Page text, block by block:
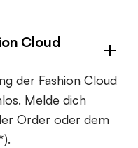
Cloud
der Fashion Cloud
Melde dich
Order oder dem